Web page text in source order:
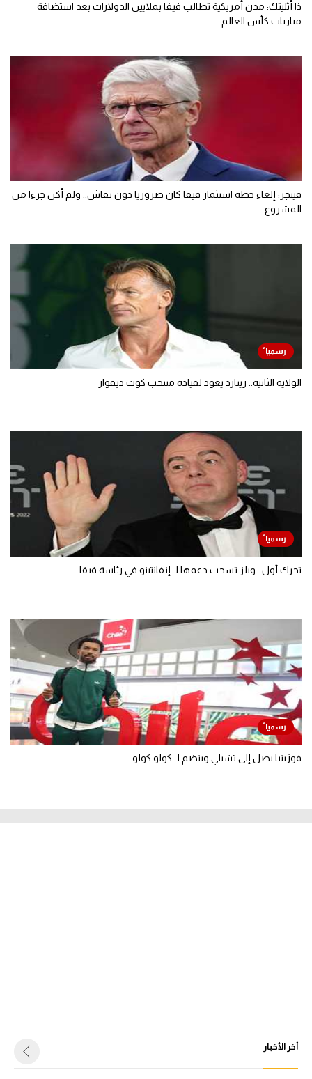
ذا أثليتك: مدن أمريكية تطالب فيفا بملايين الدولارات بعد استضافة
مباريات كأس العالم
فينجر: إلغاء خطة استثمار فيفا كان ضروريا دون نقاش.. ولم أكن جزءا من
المشروع
الولاية الثانية.. رينارد يعود لقيادة منتخب كوت ديفوار
تحرك أول.. ويلز تسحب دعمها لـ إنفانتينو في رئاسة فيفا
فوزينيا يصل إلى تشيلي وينضم لـ كولو كولو
أخر الأخبار